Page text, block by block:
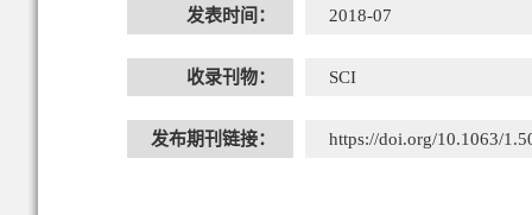
发表时间： 2018-07
收录刊物： SCI
发布期刊链接： https://doi.org/10.1063/